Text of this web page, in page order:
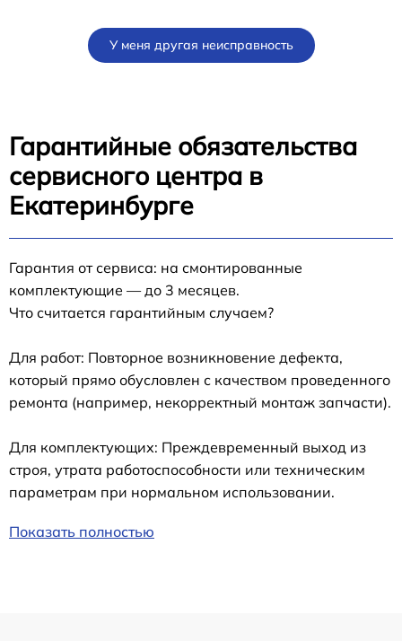
У меня другая неисправность
Гарантийные обязательства
сервисного центра в
Екатеринбурге
Гарантия от сервиса: на смонтированные
комплектующие — до 3 месяцев.
Что считается гарантийным случаем?
Для работ: Повторное возникновение дефекта,
который прямо обусловлен с качеством проведенного
ремонта (например, некорректный монтаж запчасти).
Для комплектующих: Преждевременный выход из
строя, утрата работоспособности или техническим
параметрам при нормальном использовании.
Показать полностью